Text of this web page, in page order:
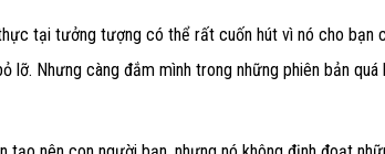
tại tưởng tượng có thể rất cuốn hút vì nó cho
lỡ. Nhưng càng đắm mình trong những phiên bản